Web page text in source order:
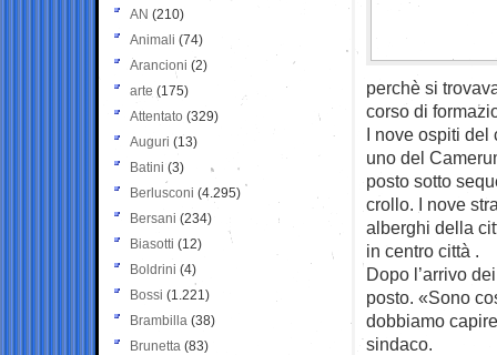
perchè si
corso di
I nove ospiti del
uno del
posto sotto
crollo. I nove
alberghi della
in centro città .
Dopo l’arrivo
posto. «Sono
dobbiamo
sindaco.
AN (210)
Animali (74)
Arancioni (2)
arte (175)
Attentato (329)
Auguri (13)
Batini (3)
Berlusconi (4.295)
Bersani (234)
Biasotti (12)
Boldrini (4)
Bossi (1.221)
Brambilla (38)
Brunetta (83)